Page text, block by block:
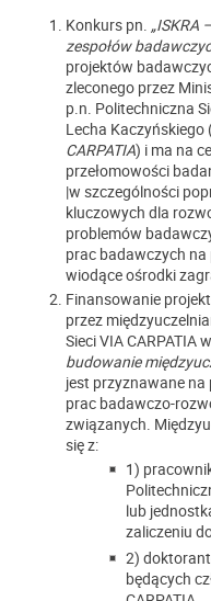
Konkurs pn. „ISKRA
zespołów
projektów
zleconego przez
p.n. Politechniczna
Lecha Kaczyńskiego
CARPATIA) i ma na
przełomowości
|w szczególności
kluczowych dla
problemów
prac badawczych
wiodące ośrodki
Finansowanie
przez
Sieci VIA CARPATIA
budowanie
jest przyznawane
prac badawczo-
związanych.
się z:
1)
lub
zaliczeniu
2)
będących